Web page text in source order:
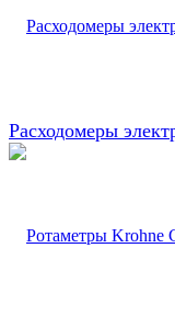
Расходомеры